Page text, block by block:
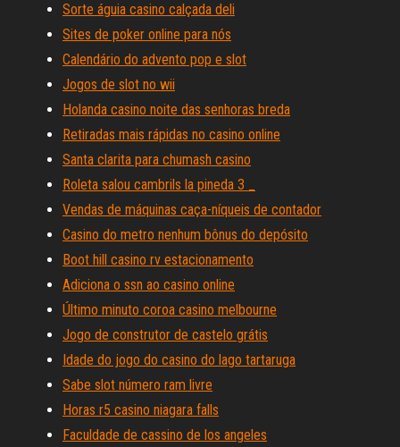
Sorte águia casino calçada deli
Sites de poker online para nós
Calendário do advento pop e slot
Jogos de slot no wii
Holanda casino noite das senhoras breda
Retiradas mais rápidas no casino online
Santa clarita para chumash casino
Roleta salou cambrils la pineda 3 _
Vendas de máquinas caça-níqueis de contador
Casino do metro nenhum bônus do depósito
Boot hill casino rv estacionamento
Adiciona o ssn ao casino online
Último minuto coroa casino melbourne
Jogo de construtor de castelo grátis
Idade do jogo do casino do lago tartaruga
Sabe slot número ram livre
Horas r5 casino niagara falls
Faculdade de cassino de los angeles